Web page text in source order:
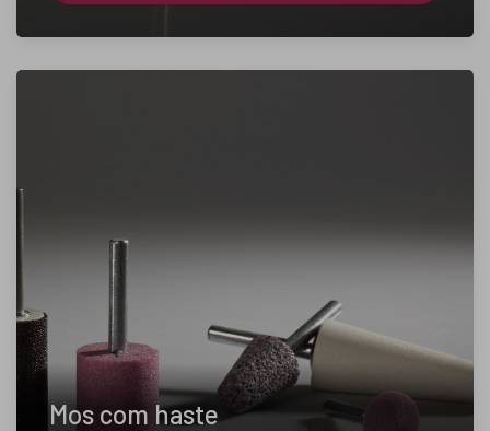
Mos com haste